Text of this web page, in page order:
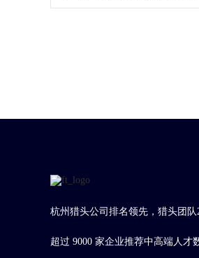
杭州猎头公司排名领先，猎头团队
超过 9000 家企业推荐中高端人才